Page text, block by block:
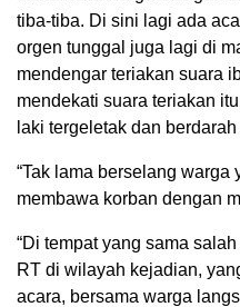
tiba-tiba. Di sini lagi ada
orgen tunggal juga lagi di
mendengar teriakan suara
mendekati suara teriakan
laki tergeletak dan
“Tak lama berselang warga
membawa korban dengan
“Di tempat yang sama
RT di wilayah kejadian,
acara, bersama warga